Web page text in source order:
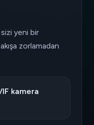
yeni bir
zorlamadan
kamera